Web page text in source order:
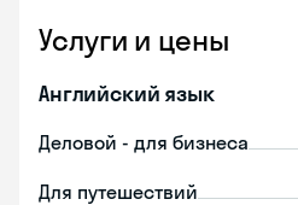
Услуги и цены
Английский язык
Деловой - для бизнеса
Для путешествий